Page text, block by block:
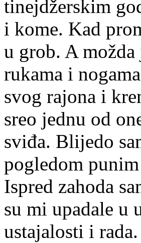
tinejdžerskim
i kome. Kad
u grob. A
rukama i
svog rajona i
sreo jednu od
sviđa. Blijedo
pogledom
Ispred zahoda
su mi upadale u
ustajalosti i